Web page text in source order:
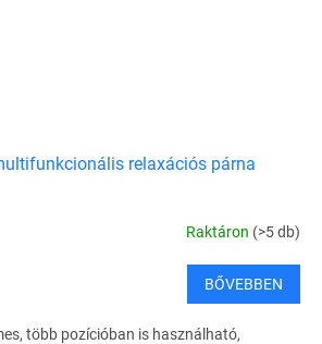
relaxációs párna
Raktáron (>5 db)
BŐVEBBEN
több pozícióban is használható,